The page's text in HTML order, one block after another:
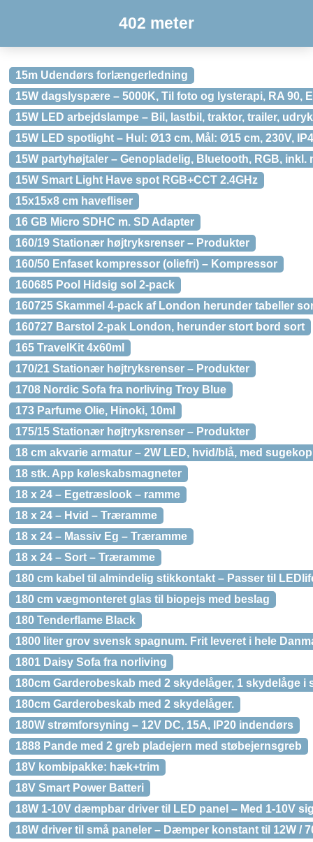
402 meter
15m Udendørs forlængerledning
15W dagslyspære – 5000K, Til foto og lysterapi, RA 90,
15W LED arbejdslampe – Bil, lastbil, traktor, trailer,
15W LED spotlight – Hul: Ø13 cm, Mål: Ø15 cm, 230V,
15W partyhøjtaler – Genopladelig, Bluetooth, RGB, inkl.
15W Smart Light Have spot RGB+CCT 2.4GHz
15x15x8 cm havefliser
16 GB Micro SDHC m. SD Adapter
160/19 Stationær højtryksrenser – Produkter
160/50 Enfaset kompressor (oliefri) – Kompressor
160685 Pool Hidsig sol 2-pack
160725 Skammel 4-pack af London herunder tabeller
160727 Barstol 2-pak London, herunder stort bord sort
165 TravelKit 4x60ml
170/21 Stationær højtryksrenser – Produkter
1708 Nordic Sofa fra norliving Troy Blue
173 Parfume Olie, Hinoki, 10ml
175/15 Stationær højtryksrenser – Produkter
18 cm akvarie armatur – 2W LED, hvid/blå, med
18 stk. App køleskabsmagneter
18 x 24 – Egetræslook – ramme
18 x 24 – Hvid – Træramme
18 x 24 – Massiv Eg – Træramme
18 x 24 – Sort – Træramme
180 cm kabel til almindelig stikkontakt – Passer til
180 cm vægmonteret glas til biopejs med beslag
180 Tenderflame Black
1800 liter grov svensk spagnum. Frit leveret i hele
1801 Daisy Sofa fra norliving
180cm Garderobeskab med 2 skydelåger, 1 skydelåge i
180cm Garderobeskab med 2 skydelåger.
180W strømforsyning – 12V DC, 15A, IP20 indendørs
1888 Pande med 2 greb pladejern med støbejernsgreb
18V kombipakke: hæk+trim
18V Smart Power Batteri
18W 1-10V dæmpbar driver til LED panel – Med 1-10V
18W driver til små paneler – Dæmper konstant til 12W /